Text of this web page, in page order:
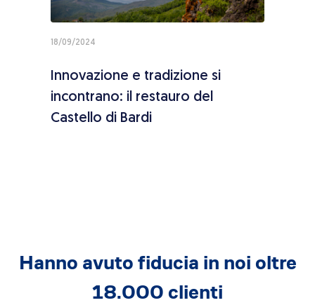
18/09/2024
Innovazione e tradizione si
incontrano: il restauro del
Castello di Bardi
Hanno avuto fiducia in noi oltre
18.000 clienti